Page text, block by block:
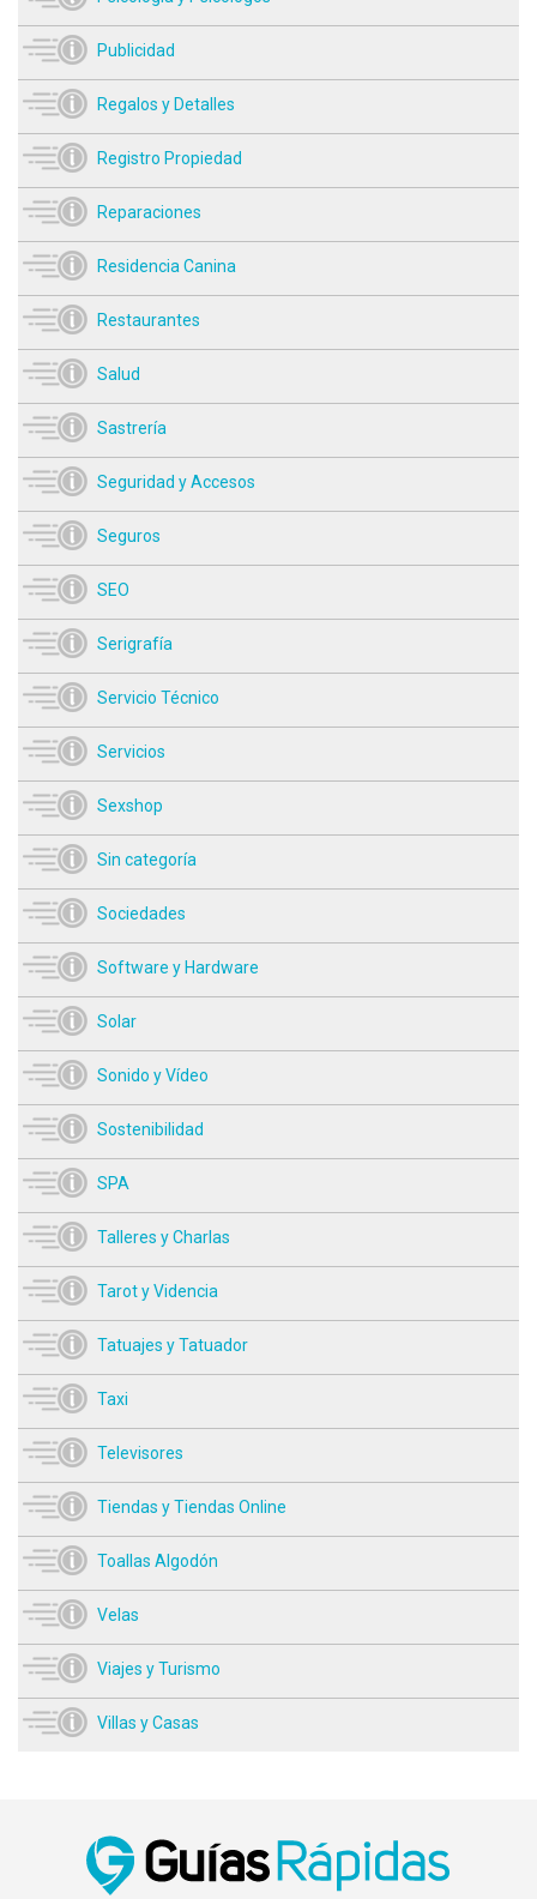
Publicidad
Regalos y Detalles
Registro Propiedad
Reparaciones
Residencia Canina
Restaurantes
Salud
Sastrería
Seguridad y Accesos
Seguros
SEO
Serigrafía
Servicio Técnico
Servicios
Sexshop
Sin categoría
Sociedades
Software y Hardware
Solar
Sonido y Vídeo
Sostenibilidad
SPA
Talleres y Charlas
Tarot y Videncia
Tatuajes y Tatuador
Taxi
Televisores
Tiendas y Tiendas Online
Toallas Algodón
Velas
Viajes y Turismo
Villas y Casas